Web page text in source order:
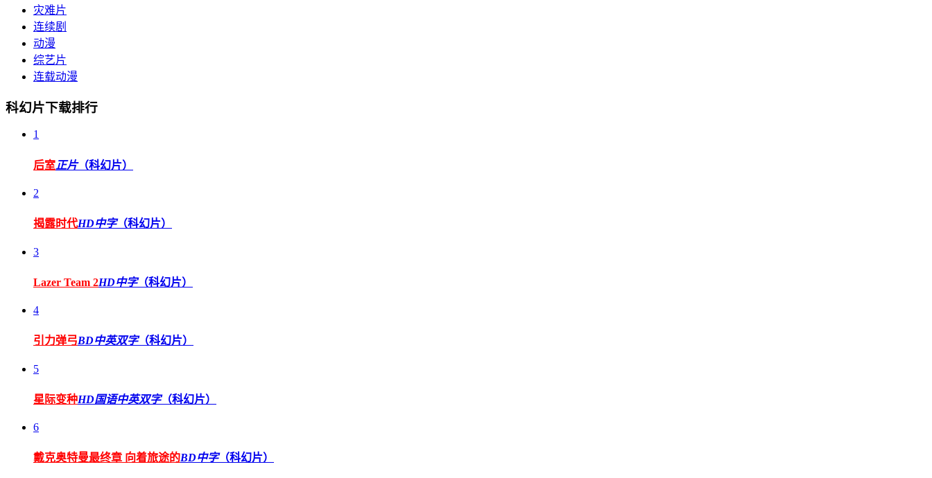
灾难片
连续剧
动漫
综艺片
连载动漫
科幻片下载排行
1
后室正片（科幻片）
2
揭露时代HD中字（科幻片）
3
Lazer Team 2HD中字（科幻片）
4
引力弹弓BD中英双字（科幻片）
5
星际变种HD国语中英双字（科幻片）
6
戴克奥特曼最终章 向着旅途的BD中字（科幻片）